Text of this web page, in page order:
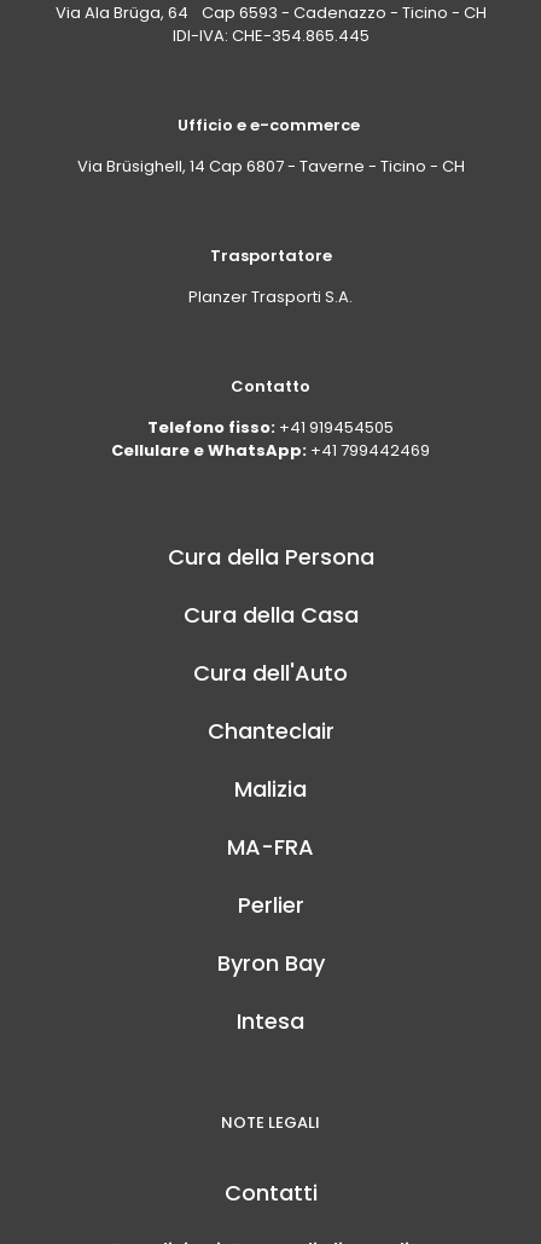
Via Ala Brüga, 64 Cap 6593 - Cadenazzo - Ticino - CH
IDI-IVA: CHE-354.865.445
Ufficio e e-commerce
Via Brüsighell, 14 Cap 6807 - Taverne - Ticino - CH
Trasportatore
Planzer Trasporti S.A.
Contatto
Telefono fisso: +41 919454505
Cellulare e WhatsApp: +41 799442469
Cura della Persona
Cura della Casa
Cura dell'Auto
Chanteclair
Malizia
MA-FRA
Perlier
Byron Bay
Intesa
NOTE LEGALI
Contatti